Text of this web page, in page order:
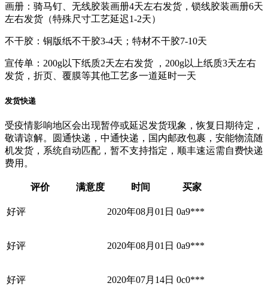
画册：骑马钉、无线胶装画册4天左右发货，锁线胶装画册6天
左右发货（特殊尺寸工艺延迟1-2天）
不干胶：铜版纸不干胶3-4天；特材不干胶7-10天
宣传单：200g以下纸质2天左右发货 ，200g以上纸质3天左右
发货，折页、覆膜等其他工艺多一道延时一天
发货快递
受疫情影响地区会出现暂停或延迟发货现象，恢复日期待定，
敬请谅解。圆通快递，中通快递，国内邮政包裹，安能物流随
机发货，系统自动匹配，暂不支持指定，顺丰速运需自费快递
费用。
评价 满意度 时间 买家
好评 2020年08月01日 0a9***
好评 2020年08月01日 0a9***
好评 2020年07月14日 0c0***